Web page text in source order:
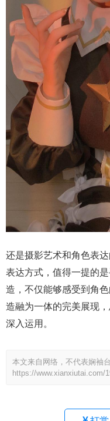
还是摄影艺术和角色表
表达方式，值得一提的
造，不仅能够感受到角
造融为一体的完美展现
深入运用。
本文来自网络，不代表娴袖
https://www.xianxiutai.com/